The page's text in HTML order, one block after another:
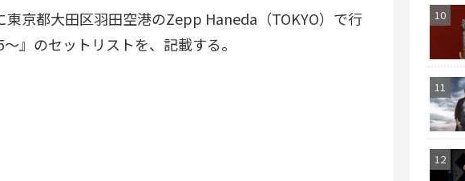
京都大田区羽田空港のZepp Haneda（TOKYO）で行
』のセットリストを、記載する。